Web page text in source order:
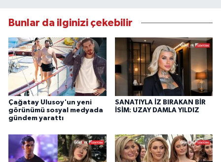
Bunlar da ilginizi çekebilir
Çağatay Ulusoy'un yeni
görünümü sosyal medyada
gündem yarattı
SANATIYLA İZ BIRAKAN BİR
İSİM: UZAY DAMLA YILDIZ